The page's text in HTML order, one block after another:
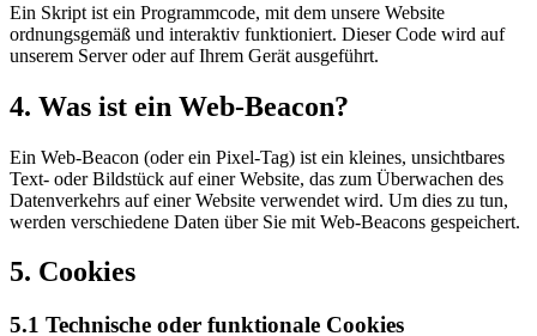
Ein Skript ist ein Programmcode, mit dem unsere Website
ordnungsgemäß und interaktiv funktioniert. Dieser Code wird auf
unserem Server oder auf Ihrem Gerät ausgeführt.
4. Was ist ein Web-Beacon?
Ein Web-Beacon (oder ein Pixel-Tag) ist ein kleines, unsichtbares
Text- oder Bildstück auf einer Website, das zum Überwachen des
Datenverkehrs auf einer Website verwendet wird. Um dies zu tun,
werden verschiedene Daten über Sie mit Web-Beacons gespeichert.
5. Cookies
5.1 Technische oder funktionale Cookies